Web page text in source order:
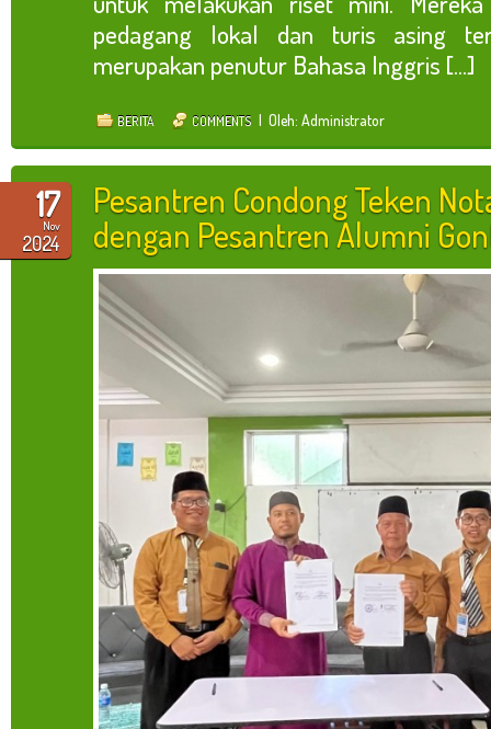
pedagang lokal dan turis asing
merupakan penutur Bahasa Inggris [...]
BERITA COMMENTS | Oleh: Administrator
17
Nov
2024
Pesantren Condong Teken
dengan Pesantren Alumni